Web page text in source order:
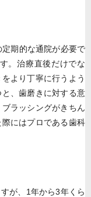
期的な通院が必要で
。治療直後だけでな
より丁寧に行うよう
、歯磨きに対する意
ラッシングがきちん
にはプロである歯科
が、1年から3年くら